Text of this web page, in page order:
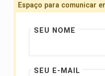
Espaço para comunicar
SEU NOME
SEU E-MAIL